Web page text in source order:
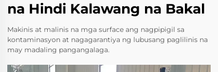
na Hindi Kalawang na Bakal
Makinis at malinis na mga surface ang nagpipigil sa
kontaminasyon at nagagarantiya ng lubusang paglilinis na
may madaling pangangalaga.